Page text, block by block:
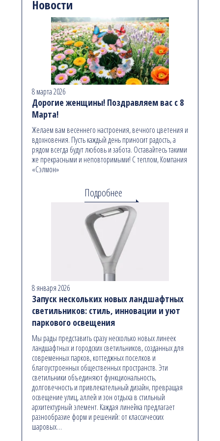
Новости
8 марта 2026
Дорогие женщины! Поздравляем вас с 8
Марта!
Желаем вам весеннего настроения, вечного цветения и
вдохновения. Пусть каждый день приносит радость, а
рядом всегда будут любовь и забота. Оставайтесь такими
же прекрасными и неповторимыми! С теплом, Компания
«Сэлмон»
Подробнее
8 января 2026
Запуск нескольких новых ландшафтных
светильников: стиль, инновации и уют
паркового освещения
Мы рады представить сразу несколько новых линеек
ландшафтных и городских светильников, созданных для
современных парков, коттеджных поселков и
благоустроенных общественных пространств. Эти
светильники объединяют функциональность,
долговечность и привлекательный дизайн, превращая
освещение улиц, аллей и зон отдыха в стильный
архитектурный элемент. Каждая линейка предлагает
разнообразие форм и решений: от классических
шаровых…